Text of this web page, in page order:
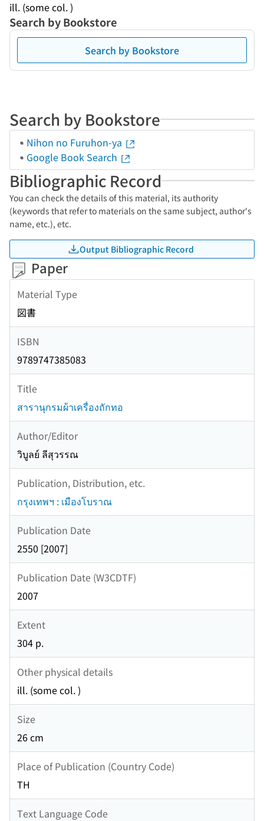
ill. (some col. )
Search by Bookstore
Search by Bookstore
Search by Bookstore
Nihon no Furuhon-ya
Google Book Search
Bibliographic Record
You can check the details of this material, its authority
(keywords that refer to materials on the same subject, author's
name, etc.), etc.
Output Bibliographic Record
Paper
Material Type
図書
ISBN
9789747385083
Title
สารานุกรมผ้าเครื่องถักทอ
Author/Editor
วิบูลย์ ลีสุวรรณ
Publication, Distribution, etc.
กรุงเทพฯ : เมืองโบราณ
Publication Date
2550 [2007]
Publication Date (W3CDTF)
2007
Extent
304 p.
Other physical details
ill. (some col. )
Size
26 cm
Place of Publication (Country Code)
TH
Text Language Code